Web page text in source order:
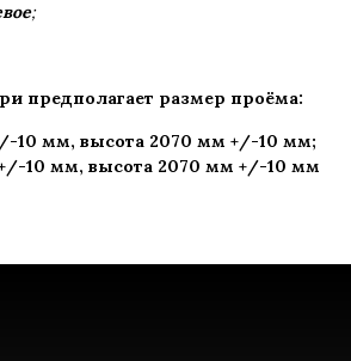
;
предполагает размер проёма:
10 мм, высота 2070 мм +/-10 мм;
10 мм, высота 2070 мм +/-10 мм